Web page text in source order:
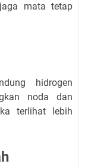
mata tetap
hidrogen
noda dan
terlihat lebih